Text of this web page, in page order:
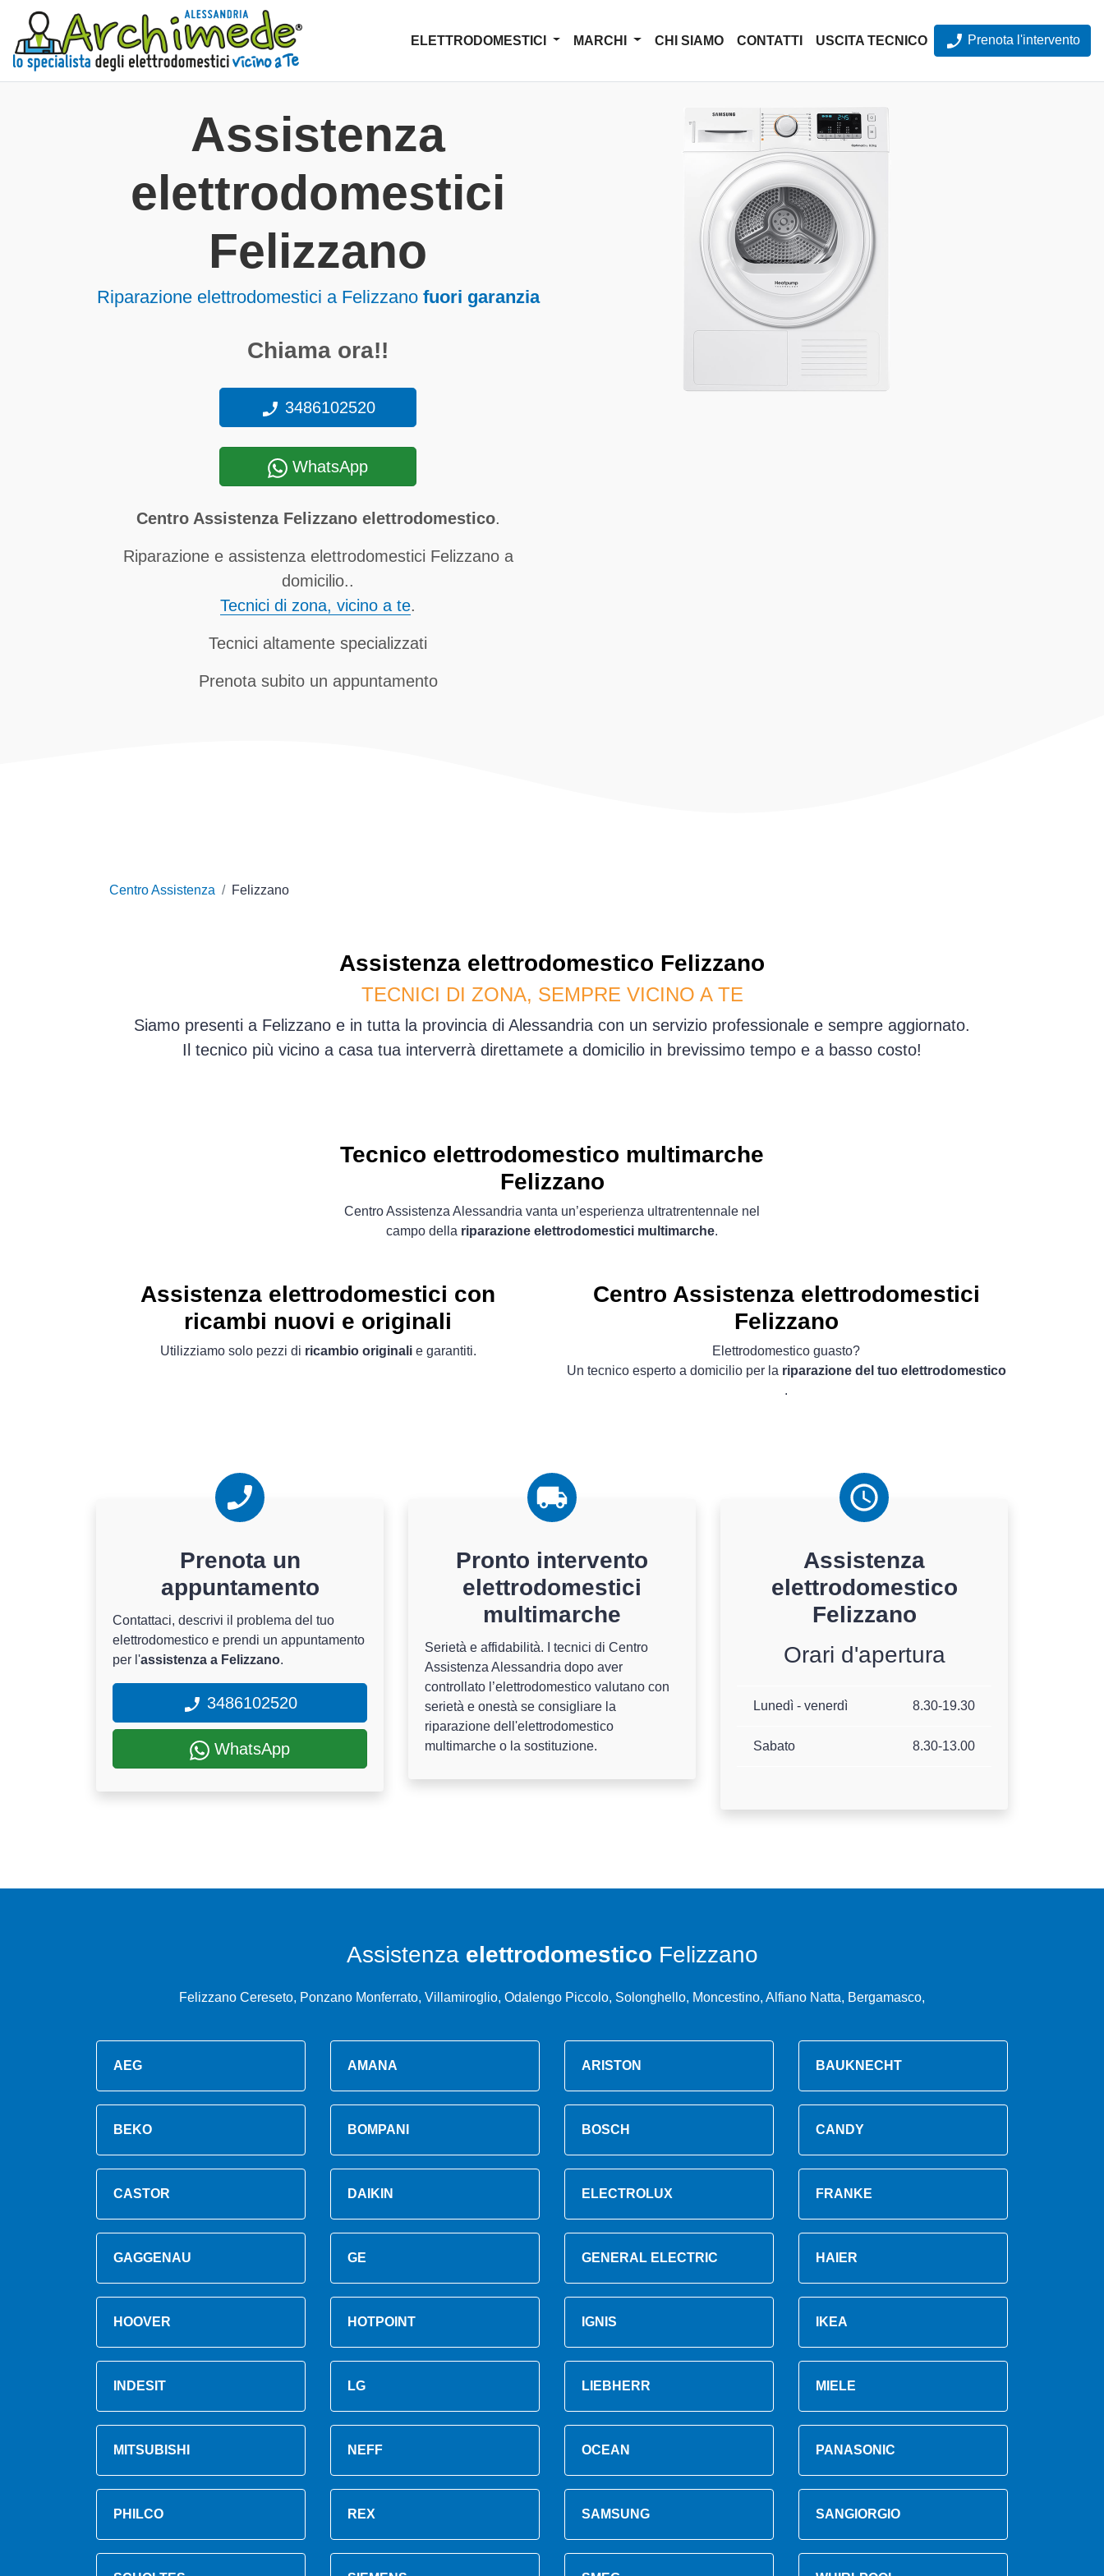
ELETTRODOMESTICI MARCHI CHI SIAMO CONTATTI USCITA TECNICO Prenota l'intervento
Assistenza
elettrodomestici
Felizzano
Riparazione elettrodomestici a Felizzano fuori garanzia
Chiama ora!!
3486102520
WhatsApp
Centro Assistenza Felizzano elettrodomestico.
Riparazione e assistenza elettrodomestici Felizzano a
domicilio..
Tecnici di zona, vicino a te.
Tecnici altamente specializzati
Prenota subito un appuntamento
Centro Assistenza Felizzano
Assistenza elettrodomestico Felizzano
TECNICI DI ZONA, SEMPRE VICINO A TE
Siamo presenti a Felizzano e in tutta la provincia di Alessandria con un servizio professionale e sempre aggiornato.
Il tecnico più vicino a casa tua interverrà direttamete a domicilio in brevissimo tempo e a basso costo!
Tecnico elettrodomestico multimarche
Felizzano
Centro Assistenza Alessandria vanta un’esperienza ultratrentennale nel
campo della riparazione elettrodomestici multimarche.
Assistenza elettrodomestici con
ricambi nuovi e originali
Utilizziamo solo pezzi di ricambio originali e garantiti.
Centro Assistenza elettrodomestici
Felizzano
Elettrodomestico guasto?
Un tecnico esperto a domicilio per la riparazione del tuo elettrodomestico
.
Prenota un
appuntamento
Contattaci, descrivi il problema del tuo
elettrodomestico e prendi un appuntamento
per l'assistenza a Felizzano.
3486102520
WhatsApp
Pronto intervento
elettrodomestici
multimarche
Serietà e affidabilità. I tecnici di Centro
Assistenza Alessandria dopo aver
controllato l’elettrodomestico valutano con
serietà e onestà se consigliare la
riparazione dell'elettrodomestico
multimarche o la sostituzione.
Assistenza
elettrodomestico
Felizzano
Orari d'apertura
Lunedì - venerdì 8.30-19.30
Sabato 8.30-13.00
Assistenza elettrodomestico Felizzano
Felizzano Cereseto, Ponzano Monferrato, Villamiroglio, Odalengo Piccolo, Solonghello, Moncestino, Alfiano Natta, Bergamasco,
AEG AMANA ARISTON BAUKNECHT
BEKO BOMPANI BOSCH CANDY
CASTOR DAIKIN ELECTROLUX FRANKE
GAGGENAU GE GENERAL ELECTRIC HAIER
HOOVER HOTPOINT IGNIS IKEA
INDESIT LG LIEBHERR MIELE
MITSUBISHI NEFF OCEAN PANASONIC
PHILCO REX SAMSUNG SANGIORGIO